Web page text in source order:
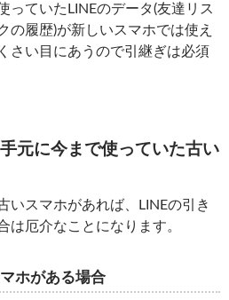
っていたLINEのデータ(友達リス
の履歴)が新しいスマホでは使え
さい目にあうので引継ぎは必須
元に今まで使っていた古い
いスマホがあれば、LINEの引き
は厄介なことになります。
ホがある場合